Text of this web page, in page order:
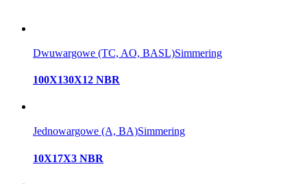
Dwuwargowe (TC, AO, BASL)Simmering
100X130X12 NBR
Jednowargowe (A, BA)Simmering
10X17X3 NBR